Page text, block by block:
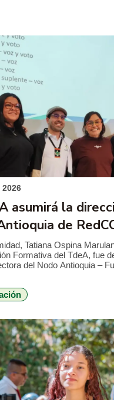
asumirá la
de
Tatiana Ospina
Formativa del TdeA, fue
del Nodo Antioquia –
que un profesional de la